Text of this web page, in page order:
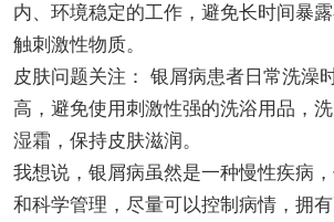
内、环境稳定的工作，避免长时间暴
触刺激性物质。
皮肤问题关注： 银屑病患者日常洗澡
高，避免使用刺激性强的洗浴用品，
湿霜，保持皮肤滋润。
我想说，银屑病虽然是一种慢性疾病
和科学管理，尽量可以控制病情，拥有